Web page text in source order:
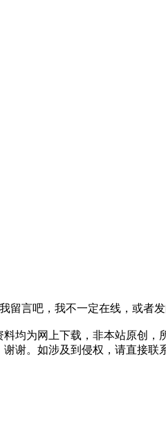
留言吧，我不一定在线，或者
均为网上下载，非本站原创，
谢。如涉及到侵权，请直接